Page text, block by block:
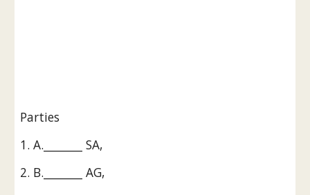
Parties
1. A._______ SA,
2. B._______ AG,